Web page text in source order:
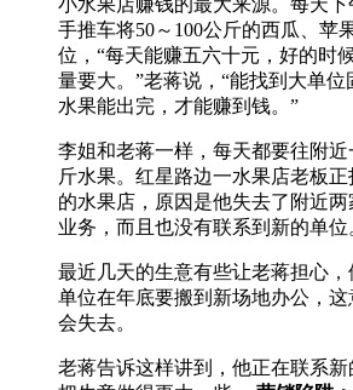
手推车将50～100公斤的西瓜、苹
位，“每天能赚五六十元，好的时
量要大。”老蒋说，“能找到大单
水果能出完，才能赚到钱。”
李姐和老蒋一样，每天都要往附
斤水果。红星路边一水果店老板
的水果店，原因是他失去了附近
业务，而且也没有联系到新的单位
最近几天的生意有些让老蒋担心
单位在年底要搬到新场地办公，
会失去。
老蒋告诉这样讲到，他正在联系